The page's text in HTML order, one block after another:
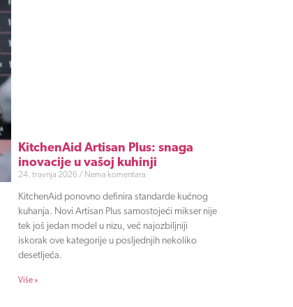
KitchenAid Artisan Plus: snaga
inovacije u vašoj kuhinji
24. travnja 2026 Nema komentara
KitchenAid ponovno definira standarde kućnog
kuhanja. Novi Artisan Plus samostojeći mikser nije
tek još jedan model u nizu, već najozbiljniji
iskorak ove kategorije u posljednjih nekoliko
desetljeća.
Više »